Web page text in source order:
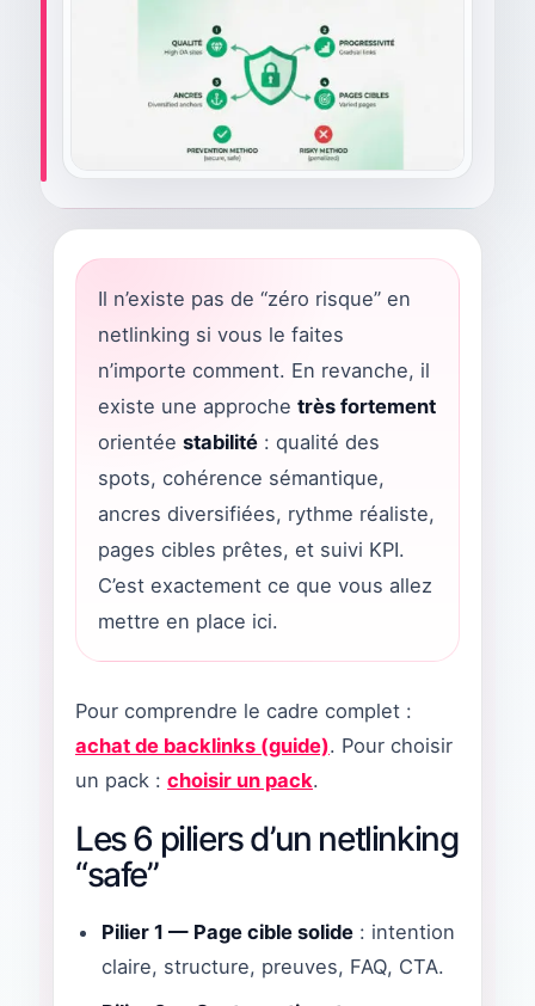
Il n’existe pas de “zéro risque” en
netlinking si vous le faites
n’importe comment. En revanche, il
existe une approche très fortement
orientée stabilité : qualité des
spots, cohérence sémantique,
ancres diversifiées, rythme réaliste,
pages cibles prêtes, et suivi KPI.
C’est exactement ce que vous allez
mettre en place ici.
Pour comprendre le cadre complet :
achat de backlinks (guide). Pour choisir
un pack : choisir un pack.
Les 6 piliers d’un netlinking
“safe”
Pilier 1 — Page cible solide : intention
claire, structure, preuves, FAQ, CTA.